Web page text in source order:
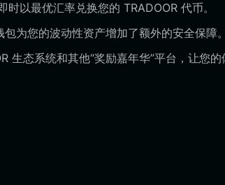
以最优汇率兑换您的 TRADOOR 代币。
为您的波动性资产增加了额外的安全保障
生态系统和其他“奖励嘉年华”平台，让您的